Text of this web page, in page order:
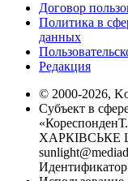
Договор
Политика в
данных
Редакция
© 2000-2026,
Субъект в
ХАРКІВСЬКЕ